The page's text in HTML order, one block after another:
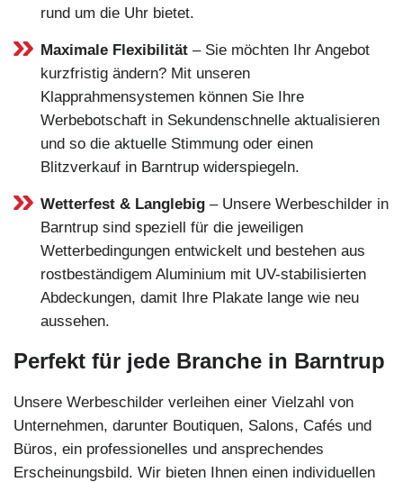
rund um die Uhr bietet.
Maximale Flexibilität – Sie möchten Ihr Angebot
kurzfristig ändern? Mit unseren
Klapprahmensystemen können Sie Ihre
Werbebotschaft in Sekundenschnelle aktualisieren
und so die aktuelle Stimmung oder einen
Blitzverkauf in Barntrup widerspiegeln.
Wetterfest & Langlebig – Unsere Werbeschilder in
Barntrup sind speziell für die jeweiligen
Wetterbedingungen entwickelt und bestehen aus
rostbeständigem Aluminium mit UV-stabilisierten
Abdeckungen, damit Ihre Plakate lange wie neu
aussehen.
Perfekt für jede Branche in Barntrup
Unsere Werbeschilder verleihen einer Vielzahl von
Unternehmen, darunter Boutiquen, Salons, Cafés und
Büros, ein professionelles und ansprechendes
Erscheinungsbild. Wir bieten Ihnen einen individuellen